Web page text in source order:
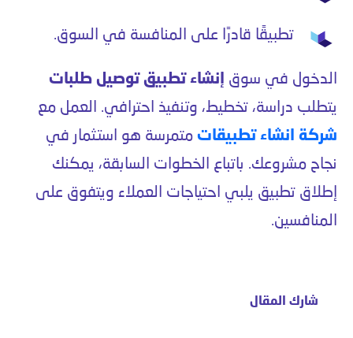
تطبيقًا قادرًا على المنافسة في السوق.
الدخول في سوق
إنشاء تطبيق توصيل طلبات
يتطلب دراسة، تخطيط، وتنفيذ احترافي. العمل مع
شركة انشاء تطبيقات متمرسة هو استثمار في
نجاح مشروعك. باتباع الخطوات السابقة، يمكنك
إطلاق تطبيق يلبي احتياجات العملاء ويتفوق على
المنافسين.
شارك المقال